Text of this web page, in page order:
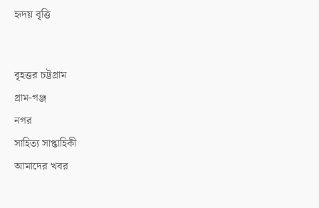
হৃদয় বৃত্তি
বৃহত্তর চট্টগ্রাম
গ্রাম-গঞ্জ
নগর
সাহিত্য সাপ্তাহিকী
আমাদের খবর